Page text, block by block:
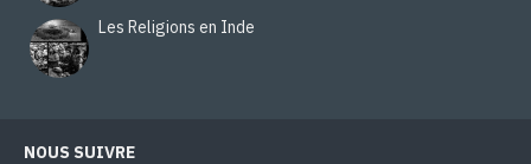
Les Religions en Inde
NOUS SUIVRE